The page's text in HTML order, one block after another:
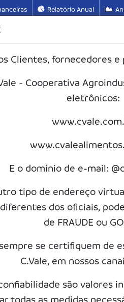
Relatório Anual
Produtos e Serviços
Crédito
Rural
/ PECUÁRIA /
para aquisição de
e condução do
Clientes, fornecedores
- Cooperativa
eletrônicos:
E o domínio de e-mail:
tipo de endereço
dos oficiais,
de FRAUDE ou
se certifiquem de
C.Vale, em nossos
são valores
todas as medidas